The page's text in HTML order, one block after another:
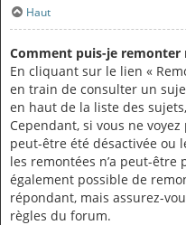
Haut
Comment puis-je remonter
En cliquant sur le lien «
en train de consulter un
en haut de la liste des
Cependant, si vous ne
peut-être été désactivée ou
les remontées n’a peut-
également possible de
répondant, mais assurez-
règles du forum.